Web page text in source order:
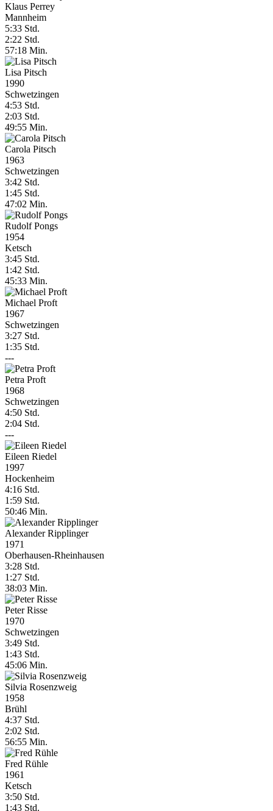
Klaus Perrey
Mannheim
5:33 Std.
2:22 Std.
57:18 Min.
Lisa Pitsch
1990
Schwetzingen
4:53 Std.
2:03 Std.
49:55 Min.
Carola Pitsch
1963
Schwetzingen
3:42 Std.
1:45 Std.
47:02 Min.
Rudolf Pongs
1954
Ketsch
3:45 Std.
1:42 Std.
45:33 Min.
Michael Proft
1967
Schwetzingen
3:27 Std.
1:35 Std.
---
Petra Proft
1968
Schwetzingen
4:50 Std.
2:04 Std.
---
Eileen Riedel
1997
Hockenheim
4:16 Std.
1:59 Std.
50:46 Min.
Alexander Ripplinger
1971
Oberhausen-Rheinhausen
3:28 Std.
1:27 Std.
38:03 Min.
Peter Risse
1970
Schwetzingen
3:49 Std.
1:43 Std.
45:06 Min.
Silvia Rosenzweig
1958
Brühl
4:37 Std.
2:02 Std.
56:55 Min.
Fred Rühle
1961
Ketsch
3:50 Std.
1:43 Std.